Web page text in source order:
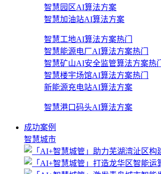
智慧园区AI算法方案
智慧加油站AI算法方案
智慧工地AI算法方案热门
智慧能源电厂AI算法方案热门
智慧矿山AI安全监管算法方案热门
智慧楼宇场馆AI算法方案热门
新能源充电站AI算法方案
智慧港口码头AI算法方案
成功案例
智慧城市